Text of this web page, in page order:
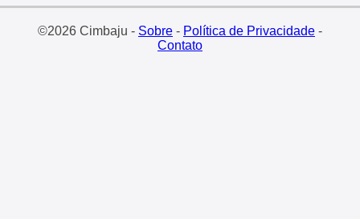
©2026 Cimbaju - Sobre- Política de Privacidade-
Contato